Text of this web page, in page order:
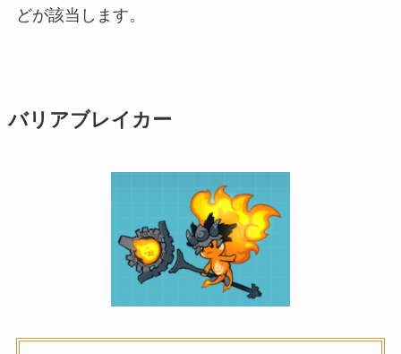
どが該当します。
バリアブレイカー